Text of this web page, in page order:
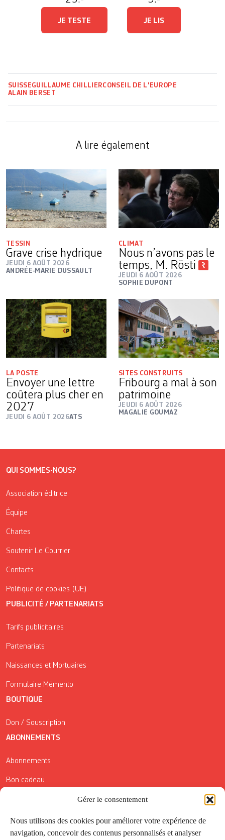
Gérer le consentement
Nous utilisons des cookies pour améliorer votre expérience de
navigation, concevoir des contenus personnalisés et analyser
JE TESTE JE LIS
SUISSEGUILLAUME CHILLIERCONSEIL DE L'EUROPE
ALAIN BERSET
A lire également
TESSIN
Grave crise hydrique
JEUDI 6 AOÛT 2026
ANDRÉE-MARIE DUSSAULT
CLIMAT
Nous n’avons pas le
temps, M. Rösti
JEUDI 6 AOÛT 2026
SOPHIE DUPONT
LA POSTE
Envoyer une lettre
coûtera plus cher en
2027
JEUDI 6 AOÛT 2026ATS
SITES CONSTRUITS
Fribourg a mal à son
patrimoine
JEUDI 6 AOÛT 2026
MAGALIE GOUMAZ
QUI SOMMES-NOUS?
Association éditrice
Équipe
Chartes
Soutenir Le Courrier
Contacts
Politique de cookies (UE)
PUBLICITÉ / PARTENARIATS
Tarifs publicitaires
Partenariats
Naissances et Mortuaires
Formulaire Mémento
BOUTIQUE
Don / Souscription
ABONNEMENTS
Abonnements
Bon cadeau
Conditions générales de vente
Réductions de la Carte Côté Courrier
Application